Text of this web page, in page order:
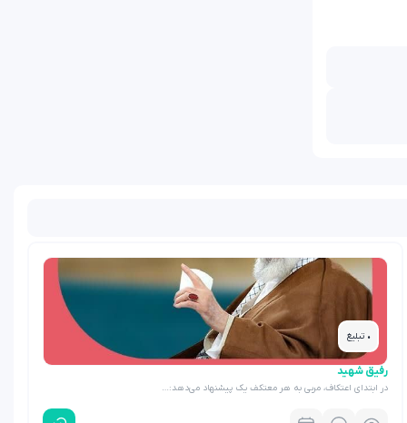
• تبلیغ
رفیق شهید
در ابتدای اعتکاف، مربی به هر معتکف یک پیشنهاد می‌دهد:…